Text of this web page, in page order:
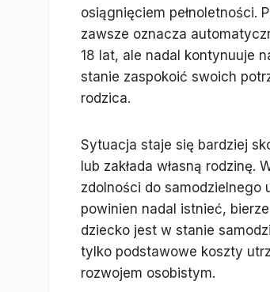
osiągnięciem pełnoletności.
zawsze oznacza
18 lat, ale nadal kontynuuje
stanie zaspokoić swoich
rodzica.
Sytuacja staje się bardziej
lub zakłada własną
zdolności do samodzielnego
powinien nadal istnieć,
dziecko jest w stanie
tylko podstawowe koszty
rozwojem osobistym.